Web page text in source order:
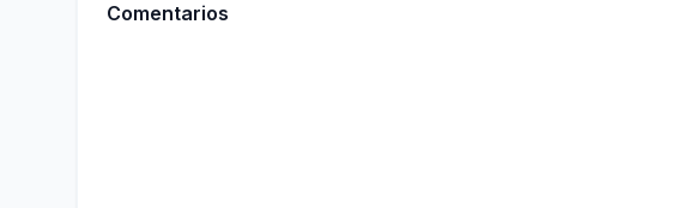
Comentarios